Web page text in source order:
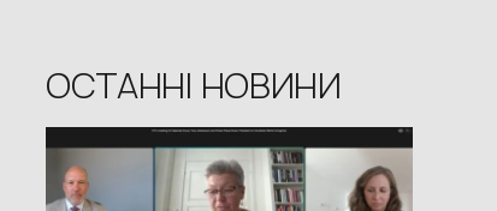
ОСТАННІ НОВИНИ